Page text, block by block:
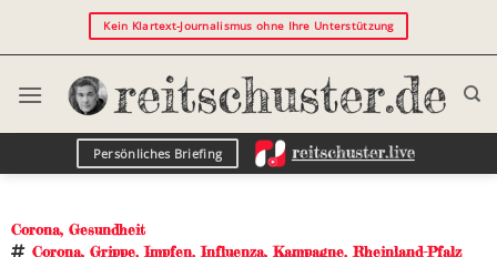
Kein Klartext-Journalismus ohne Ihre Unterstützung
Persönliches Briefing
Corona, Gesundheit
Corona, Grippe,Impfen,Influenza, Kampagne, Rheinland-Pfalz